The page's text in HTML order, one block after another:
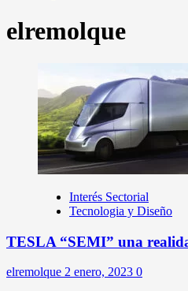
elremolque
Interés Sectorial
Tecnologia y Diseño
TESLA “SEMI” una
elremolque 2 enero, 2023 0